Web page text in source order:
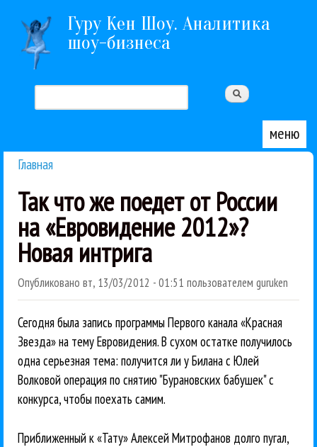
Перейти к основному содержанию
Гуру Кен Шоу. Аналитика
шоу-бизнеса
Форма поиска
меню
Главная
Так что же поедет от России
на «Евровидение 2012»?
Новая интрига
Опубликовано вт, 13/03/2012 - 01:51 пользователем guruken
Сегодня была запись программы Первого канала «Красная
Звезда» на тему Евровидения. В сухом остатке получилось
одна серьезная тема: получится ли у Билана с Юлей
Волковой операция по снятию "Бурановских бабушек" с
конкурса, чтобы поехать самим.
Приближенный к «Тату» Алексей Митрофанов долго пугал,